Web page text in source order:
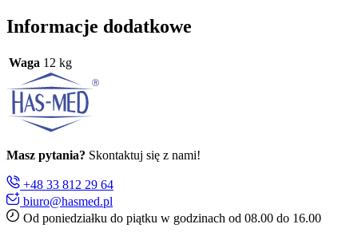
Informacje dodatkowe
Waga 12 kg
Masz pytania? Skontaktuj się z nami!
+48 33 812 29 64
biuro@hasmed.pl
Od poniedziałku do piątku w godzinach od 08.00 do 16.00